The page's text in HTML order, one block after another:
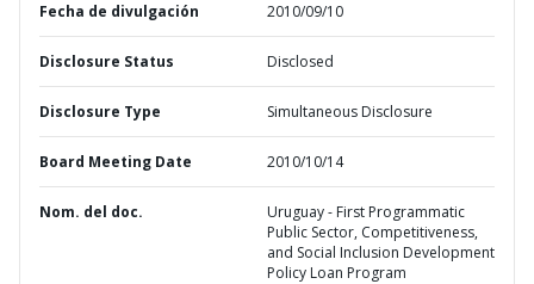
Fecha de divulgación 2010/09/10
Disclosure Status Disclosed
Disclosure Type Simultaneous Disclosure
Board Meeting Date 2010/10/14
Nom. del doc.
Uruguay - First Programmatic
Public Sector, Competitiveness,
and Social Inclusion Development
Policy Loan Program